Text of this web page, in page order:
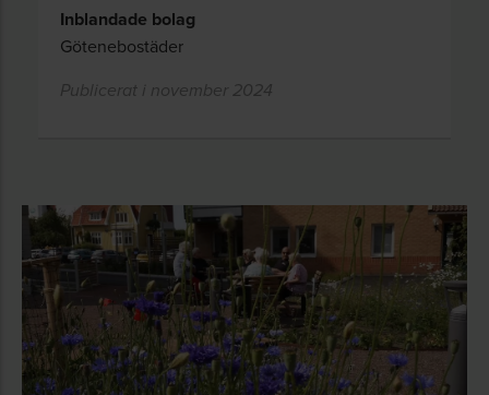
Inblandade bolag
Götenebostäder
Publicerat i november 2024